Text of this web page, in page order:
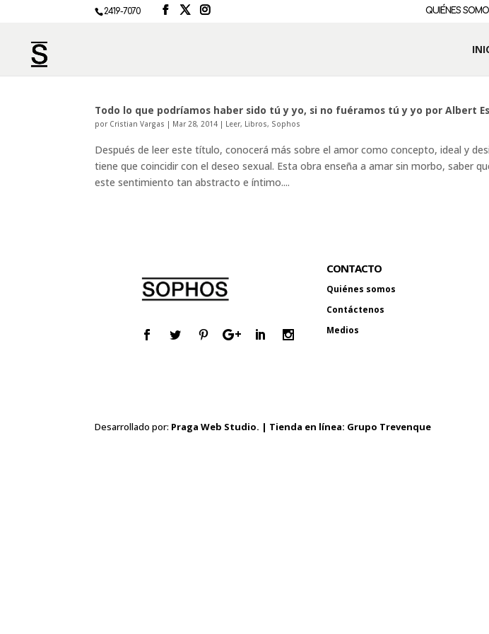
2419-7070 QUIÉNES
Todo lo que podríamos haber sido tú y yo, si no fuéramos tú y yo por Albert
por Cristian Vargas | Mar 28, 2014 | Leer, Libros, Sophos
Después de leer este título, conocerá más sobre el amor como concepto, ideal y
tiene que coincidir con el deseo sexual. Esta obra enseña a amar sin morbo, saber
este sentimiento tan abstracto e íntimo....
CONTACTO
Quiénes somos
Contáctenos
Medios
Desarrollado por: Praga Web Studio. | Tienda en línea: Grupo Trevenque